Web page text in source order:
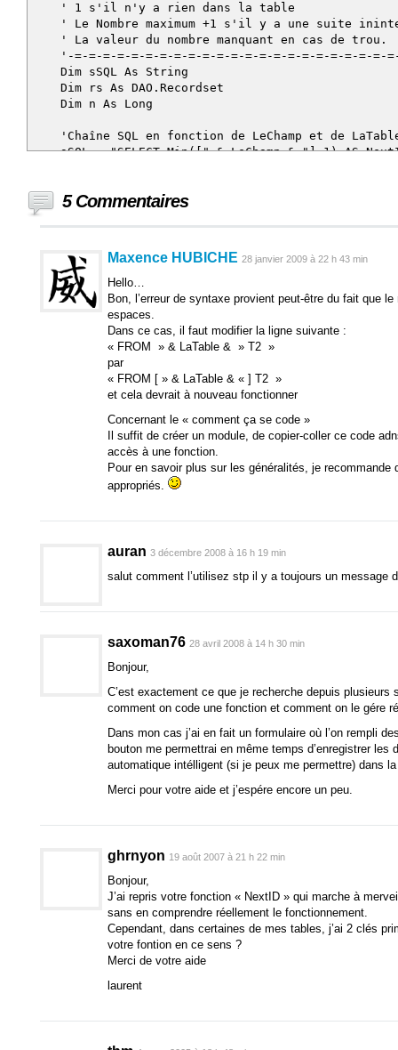
' 1 s'il n'y a rien dans la table
' Le Nombre maximum +1 s'il y a une suite
' La valeur du nombre manquant en cas de trou.
'-=-=-=-=-=-=-=-=-=-=-=-=-=-=-=-=-=-=-=-=-=-=-=-
Dim sSQL As String
Dim rs As DAO.Recordset
Dim n As Long
'Chaîne SQL en fonction de LeChamp et de
sSQL = "SELECT Min([" & LeChamp & "]-1) AS
sSQL = sSQL & "Where T2.[" & LeChamp &
Set rs = CurrentDb.OpenRecordset(sSQL,
'Nbre d'enregistrements dans laTable
If n = 0 Then 'S'il n'y a pas
NextID = 1
ElseIf IsNull(rs(0)) Then 'Si la requête ne
NextID = DMax("[" & LeChamp & "]", "[" &
NextID = rs(0) 'Sinon, il y a un trou. Renvoyer
End Function
5 Commentaires
Maxence HUBICHE 28 janvier 2009 à 22 h 43 min
Hello…
Bon, l’erreur de syntaxe provient peut-être du fait que
espaces.
Dans ce cas, il faut modifier la ligne suivante :
« FROM » & LaTable & » T2 »
par
« FROM [ » & LaTable & « ] T2 »
et cela devrait à nouveau fonctionner
Concernant le « comment ça se code »
Il suffit de créer un module, de copier-coller ce code
accès à une fonction.
Pour en savoir plus sur les généralités, je recommande
appropriés.
auran 3 décembre 2008 à 16 h 19 min
salut comment l’utilisez stp il y a toujours un message
saxoman76 28 avril 2008 à 14 h 30 min
Bonjour,
C’est exactement ce que je recherche depuis
comment on code une fonction et comment on le gére
Dans mon cas j’ai en fait un formulaire où l’on rempli
bouton me permettrai en même temps d’enregistrer les
automatique intélligent (si je peux me permettre) dans
Merci pour votre aide et j’espére encore un peu.
ghrnyon 19 août 2007 à 21 h 22 min
Bonjour,
J’ai repris votre fonction « NextID » qui marche à
sans en comprendre réellement le fonctionnement.
Cependant, dans certaines de mes tables, j’ai 2 clés
votre fontion en ce sens ?
Merci de votre aide
laurent